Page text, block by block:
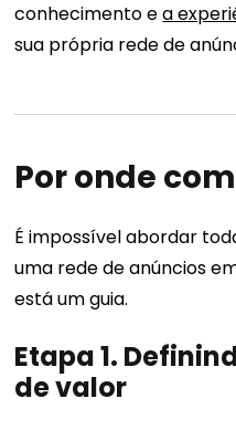
conhecimento ea
sua própria rede de
Por onde
É impossível abordar
uma rede de anúncios
está um guia.
Etapa 1.
de valor